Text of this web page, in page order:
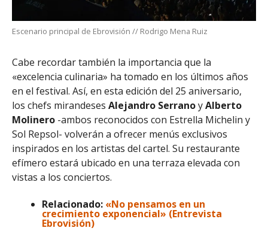
Escenario principal de Ebrovisión // Rodrigo Mena Ruiz
Cabe recordar también la importancia que la
«excelencia culinaria» ha tomado en los últimos años
en el festival. Así, en esta edición del 25 aniversario,
los chefs mirandeses Alejandro SerranoyAlberto
Molinero-ambos reconocidos con Estrella Michelin y
Sol Repsol- volverán a ofrecer menús exclusivos
inspirados en los artistas del cartel. Su restaurante
efímero estará ubicado en una terraza elevada con
vistas a los conciertos.
Relacionado: «No pensamos en un
crecimiento exponencial» (Entrevista
Ebrovisión)